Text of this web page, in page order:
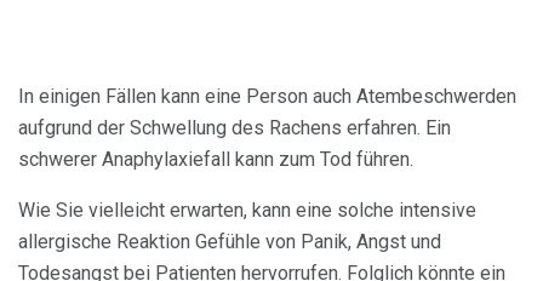
In einigen Fällen kann eine Person auch Atembeschwerden
aufgrund der Schwellung des Rachens erfahren. Ein
schwerer Anaphylaxiefall kann zum Tod führen.
Wie Sie vielleicht erwarten, kann eine solche intensive
allergische Reaktion Gefühle von Panik, Angst und
Todesangst bei Patienten hervorrufen. Folglich könnte ein